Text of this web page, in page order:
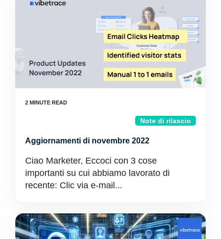
Note di rilascio
Aggiornamenti di novembre 2022
Ciao Marketer, Eccoci con 3 cose
importanti su cui abbiamo lavorato di
recente: Clic via e-mail...